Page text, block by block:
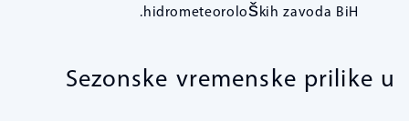
hidrometeoroloških zavoda BiH.
Sezonske vremenske prilike u